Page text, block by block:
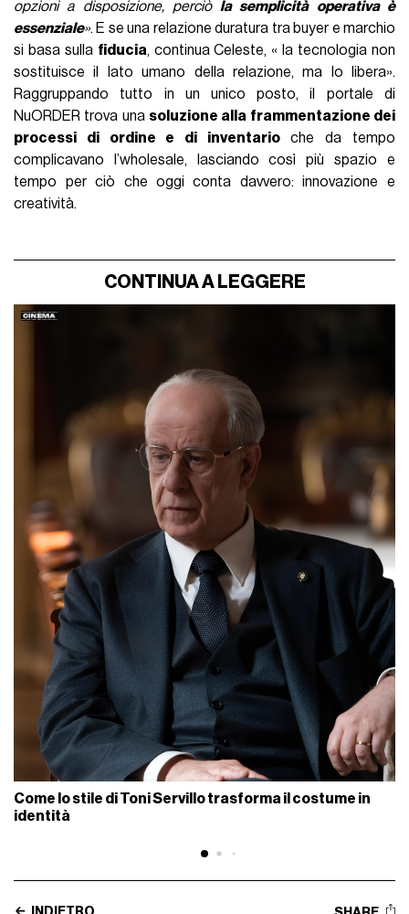
opzioni a disposizione, perciò la semplicità operativa è
essenziale». E se una relazione duratura tra buyer e marchio
si basa sulla fiducia, continua Celeste, « la tecnologia non
sostituisce il lato umano della relazione, ma lo libera».
Raggruppando tutto in un unico posto, il portale di
NuORDER trova una soluzione alla frammentazione dei
processi di ordine e di inventarioche da tempo
complicavano l’wholesale, lasciando così più spazio e
tempo per ciò che oggi conta davvero: innovazione e
creatività.
CONTINUA A LEGGERE
Come lo stile di Toni Servillo trasforma il costume in
identità